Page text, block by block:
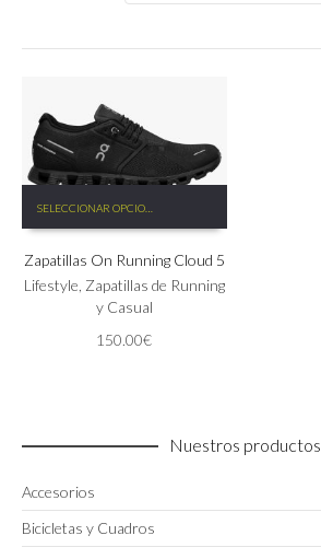
SELECCIONAR OPCIONES
producto
múltiples
variantes.
producto
Zapatillas On Running Cloud 5
Lifestyle, Zapatillas de Running
y Casual
150.00€
Nuestros productos
Accesorios
Bicicletas y Cuadros